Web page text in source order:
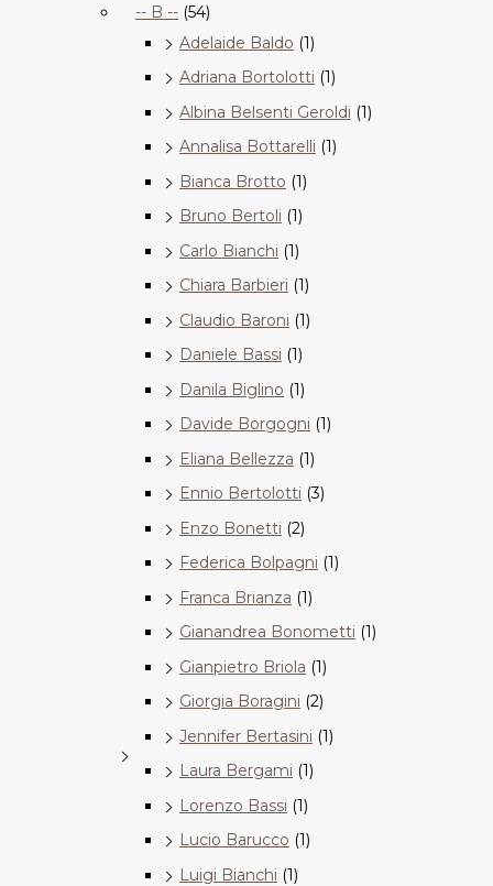
-- B -- (54)
Adelaide Baldo (1)
Adriana Bortolotti (1)
Albina Belsenti Geroldi (1)
Annalisa Bottarelli (1)
Bianca Brotto (1)
Bruno Bertoli (1)
Carlo Bianchi (1)
Chiara Barbieri (1)
Claudio Baroni (1)
Daniele Bassi (1)
Danila Biglino (1)
Davide Borgogni (1)
Eliana Bellezza (1)
Ennio Bertolotti (3)
Enzo Bonetti (2)
Federica Bolpagni (1)
Franca Brianza (1)
Gianandrea Bonometti (1)
Gianpietro Briola (1)
Giorgia Boragini (2)
Jennifer Bertasini (1)
Laura Bergami (1)
Lorenzo Bassi (1)
Lucio Barucco (1)
Luigi Bianchi (1)